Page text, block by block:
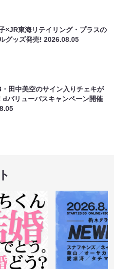
×JR東海リテイリング・プラスの
グッズ発売!2026.08.05
田中美空のサイン入りチェキが
dバリューパスキャンペーン開催